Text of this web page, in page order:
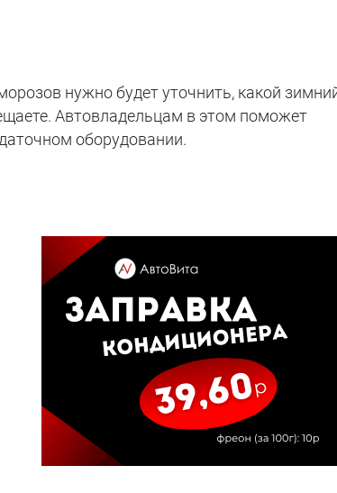
нужно будет уточнить, какой
Автовладельцам в этом поможет
оборудовании.